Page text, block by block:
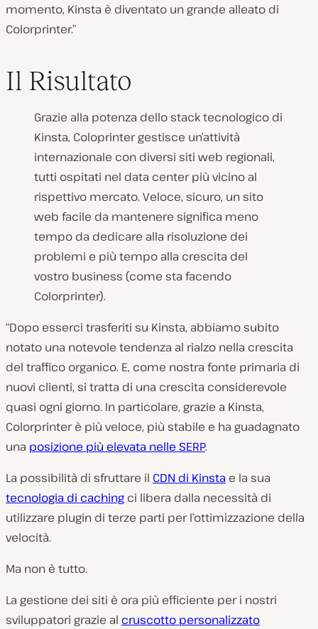
momento, Kinsta è diventato un grande alleato di
Colorprinter.”
Il Risultato
Grazie alla potenza dello stack tecnologico di
Kinsta, Coloprinter gestisce un’attività
internazionale con diversi siti web regionali,
tutti ospitati nel data center più vicino al
rispettivo mercato. Veloce, sicuro, un sito
web facile da mantenere significa meno
tempo da dedicare alla risoluzione dei
problemi e più tempo alla crescita del
vostro business (come sta facendo
Colorprinter).
“Dopo esserci trasferiti su Kinsta, abbiamo subito
notato una notevole tendenza al rialzo nella crescita
del traffico organico. E, come nostra fonte primaria di
nuovi clienti, si tratta di una crescita considerevole
quasi ogni giorno. In particolare, grazie a Kinsta,
Colorprinter è più veloce, più stabile e ha guadagnato
una posizione più elevata nelle SERP.
La possibilità di sfruttare il CDN di Kinsta e la sua
tecnologia di caching ci libera dalla necessità di
utilizzare plugin di terze parti per l’ottimizzazione della
velocità.
Ma non è tutto.
La gestione dei siti è ora più efficiente per i nostri
sviluppatori grazie al cruscotto personalizzato